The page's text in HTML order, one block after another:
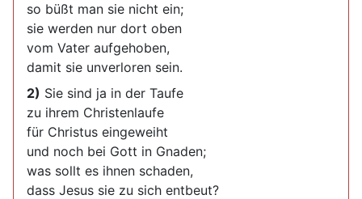
so büßt man sie nicht ein;
sie werden nur dort oben
vom Vater aufgehoben,
damit sie unverloren sein.
2) Sie sind ja in der Taufe
zu ihrem Christenlaufe
für Christus eingeweiht
und noch bei Gott in Gnaden;
was sollt es ihnen schaden,
dass Jesus sie zu sich entbeut?